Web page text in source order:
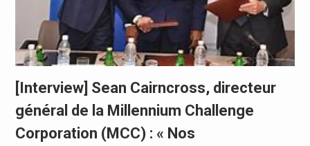
[Interview] Sean Cairncross, directeur
général de la Millennium Challenge
Corporation (MCC) : « Nos